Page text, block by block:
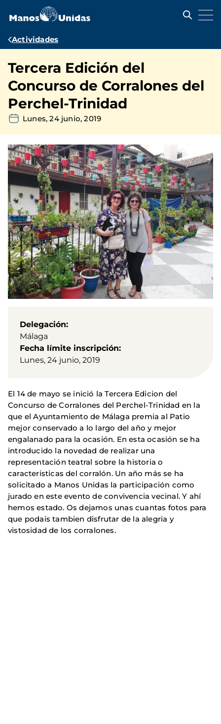
contenido
Ruta
navegación
Actividades
Tercera Edición del
Concurso de Corralones del
Perchel-Trinidad
Lunes, 24 junio, 2019
Delegación
Málaga
Fecha límite inscripción
Lunes, 24 junio, 2019
El 14 de mayo se inició la Tercera Edicion del
Concurso de Corralones del Perchel-Trinidad en la
que el Ayuntamiento de Málaga premia al Patio
mejor conservado a lo largo del año y mejor
engalanado para la ocasión. En esta ocasión se ha
introducido la novedad de realizar una
representación teatral sobre la historia o
caracteristicas del corralón. Un año más se ha
solicitado a Manos Unidas la participación como
jurado en este evento de convivencia vecinal. Y ahí
hemos estado. Os dejamos unas cuantas fotos para
que podais tambien disfrutar de la alegria y
vistosidad de los corralones.